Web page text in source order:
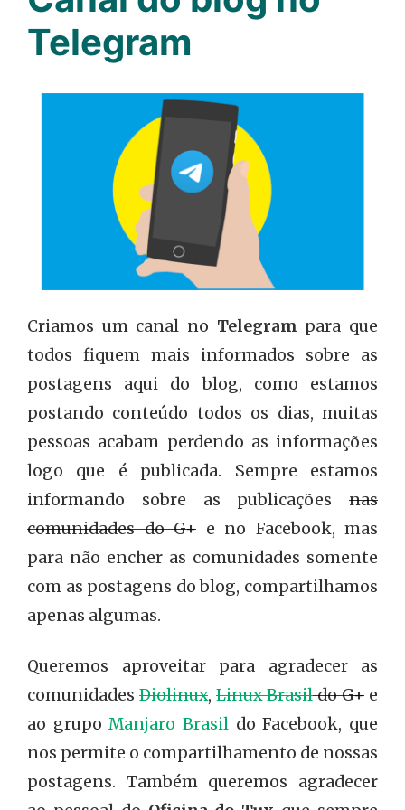
Telegram
Criamos um canal no Telegram para que
todos fiquem mais informados sobre as
postagens aqui do blog, como estamos
postando conteúdo todos os dias, muitas
pessoas acabam perdendo as informações
logo que é publicada. Sempre estamos
informando sobre as publicações nas
comunidades do G+ e no Facebook, mas
para não encher as comunidades somente
com as postagens do blog, compartilhamos
apenas algumas.
Queremos aproveitar para agradecer as
comunidades Diolinux, Linux Brasildo G+ e
ao grupoManjaro Brasil do Facebook, que
nos permite o compartilhamento de nossas
postagens. Também queremos agradecer